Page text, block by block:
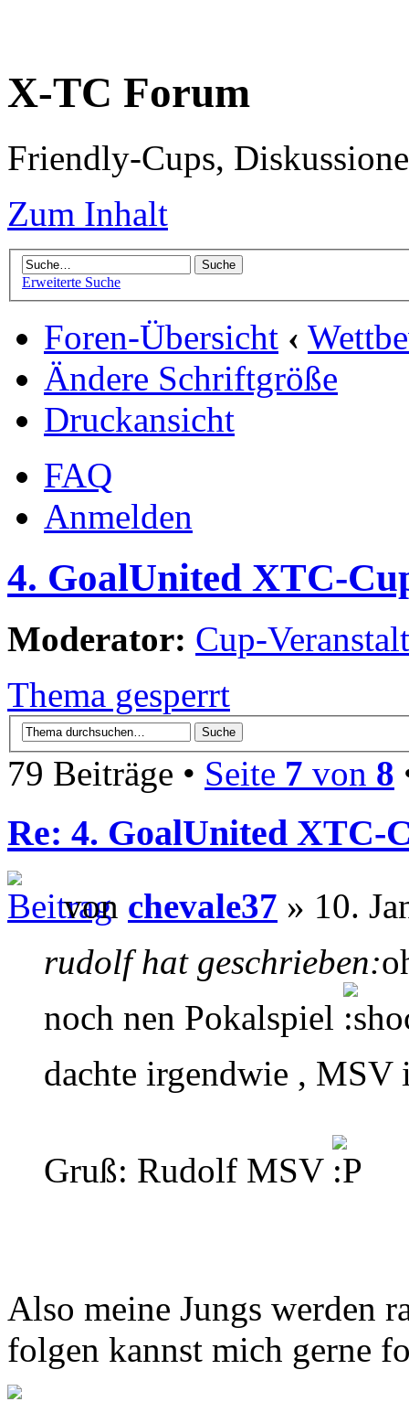
X-TC Forum
Friendly-Cups,
Zum Inhalt
Erweiterte Suche
Foren-Übersicht ‹
Ändere Schriftgröße
Druckansicht
FAQ
Anmelden
4. GoalUnited XTC-
Moderator: Cup-
Thema gesperrt
79 Beiträge • Seite 7 von 8
Re: 4. GoalUnited XTC-
von chevale37 » 10.
rudolf hat geschrieben:
noch nen Pokalspiel
dachte irgendwie , MSV
Gruß: Rudolf MSV
Also meine Jungs werden
folgen kannst mich gerne